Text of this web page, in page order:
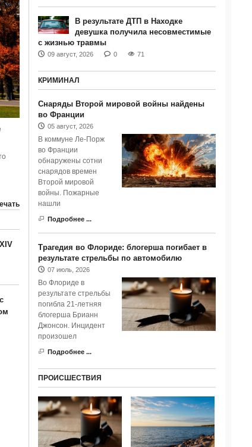
В результате ДТП в Находке
девушка получила несовместимые
с жизнью травмы
09 август, 2026 0 71
КРИМИНАЛ
Снаряды Второй мировой войны найдены
во Франции
05 август, 2026
В коммуне Ле-Порж
во Франции
обнаружены сотни
снарядов времен
Второй мировой
войны. Пожарные
нашли
Подробнее ...
Трагедия во Флориде: блогерша погибает в
результате стрельбы по автомобилю
07 июль, 2026
Во Флориде в
результате стрельбы
погибла 21-летняя
блогерша Брианн
Джонсон. Инцидент
произошел
Подробнее ...
ПРОИСШЕСТВИЯ